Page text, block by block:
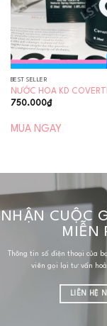
BEST SELLER
NƯỚC HOA KD
750.000₫
MUA NGAY
NHẬN CUỘC
MIỄN
Thông tin số điện thoại của
viên gọi lại tư vấn
LIÊN HỆ